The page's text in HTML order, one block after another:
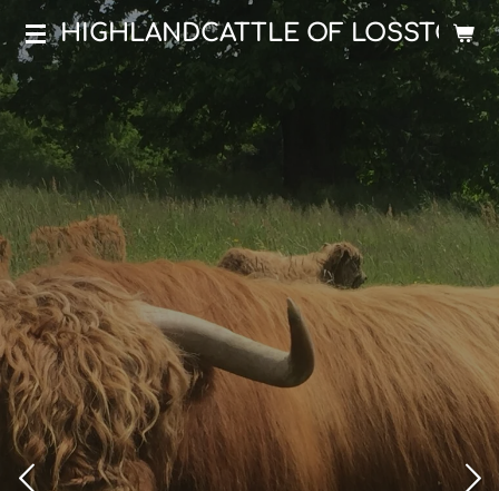
Zum
Hauptinhalt
springen
HIGHLANDCATTLE OF LOSSTOCK